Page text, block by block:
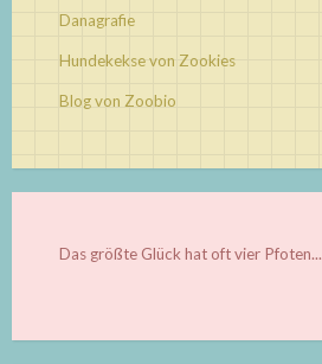
Danagrafie
Hundekekse von Zookies
Blog von Zoobio
Das größte Glück hat oft vier Pfoten...